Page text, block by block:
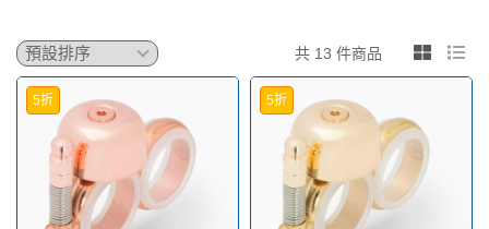
共 13 件商品
5折 5折